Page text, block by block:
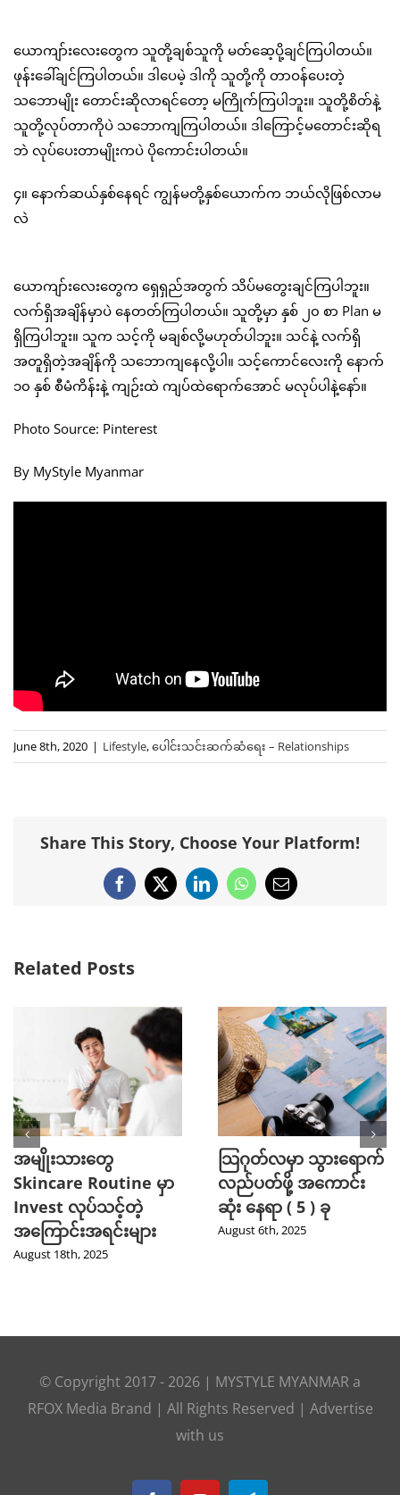
ယောကျာ်းလေးတွေက သူတို့ချစ်သူကို မတ်ဆေ့ပို့ချင်ကြပါတယ်။
ဖုန်းခေါ်ချင်ကြပါတယ်။ ဒါပေမဲ့ ဒါကို သူတို့ကို တာဝန်ပေးတဲ့
သဘောမျိုး တောင်းဆိုလာရင်တော့ မကြိုက်ကြပါဘူး။ သူတို့စိတ်နဲ့
သူတို့လုပ်တာကိုပဲ သဘောကျကြပါတယ်။ ဒါကြောင့်မတောင်းဆိုရ
ဘဲ လုပ်ပေးတာမျိုးကပဲ ပိုကောင်းပါတယ်။
၄။ နောက်ဆယ်နှစ်နေရင် ကျွန်မတို့နှစ်ယောက်က ဘယ်လိုဖြစ်လာမ
လဲ
ယောကျာ်းလေးတွေက ရှေရှည်အတွက် သိပ်မတွေးချင်ကြပါဘူး။
လက်ရှိအချိန်မှာပဲ နေတတ်ကြပါတယ်။ သူတို့မှာ နှစ် ၂၀ စာ Plan မ
ရှိကြပါဘူး။ သူက သင့်ကို မချစ်လို့မဟုတ်ပါဘူး။ သင်နဲ့ လက်ရှိ
အတူရှိတဲ့အချိန်ကို သဘောကျနေလို့ပါ။ သင့်ကောင်လေးကို နောက်
၁၀ နှစ် စီမံကိန်းနဲ့ ကျဉ်းထဲ ကျပ်ထဲရောက်အောင် မလုပ်ပါနဲ့နော်။
Photo Source: Pinterest
By MyStyle Myanmar
June 8th, 2020 | Lifestyle,ပေါင်းသင်းဆက်ဆံရေး – Relationships
Share This Story, Choose Your Platform!
Facebook
X LinkedInWhatsApp
Email
Related Posts
အမျိုးသားတွေ
Skincare Routine မှာ
Invest လုပ်သင့်တဲ့
အကြောင်းအရင်းများ
August 18th, 2025
သြဂုတ်လမှာ သွားရောက်
လည်ပတ်ဖို့ အကောင်း
ဆုံး နေရာ ( 5 ) ခု
August 6th, 2025
© Copyright 2017 - 2026 | MYSTYLE MYANMAR a
RFOX Media Brand | All Rights Reserved | Advertise
with us